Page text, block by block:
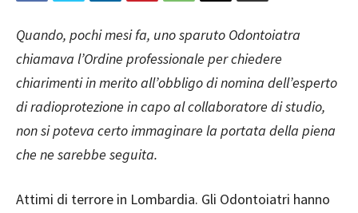
Quando, pochi mesi fa, uno sparuto Odontoiatra
chiamava l’Ordine professionale per chiedere
chiarimenti in merito all’obbligo di nomina dell’esperto
di radioprotezione in capo al collaboratore di studio,
non si poteva certo immaginare la portata della piena
che ne sarebbe seguita.
Attimi di terrore in Lombardia. Gli Odontoiatri hanno